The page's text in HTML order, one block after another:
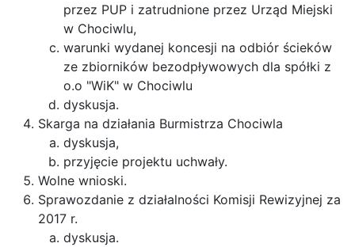
przez PUP i zatrudnione przez Urząd Miejski
w Chociwlu,
warunki wydanej koncesji na odbiór ścieków
ze zbiorników bezodpływowych dla spółki z
o.o "WiK" w Chociwlu
dyskusja.
Skarga na działania Burmistrza Chociwla
dyskusja,
przyjęcie projektu uchwały.
Wolne wnioski.
Sprawozdanie z działalności Komisji Rewizyjnej za
2017 r.
dyskusja.